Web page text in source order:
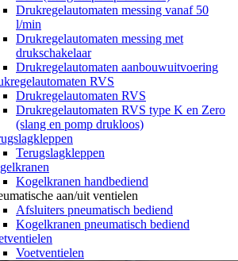
Drukregelautomaten messing vanaf 50
l/min
Drukregelautomaten messing met
drukschakelaar
Drukregelautomaten aanbouwuitvoering
RVS
Drukregelautomaten RVS
Drukregelautomaten RVS type K en Zero
(slang en pomp drukloos)
Terugslagkleppen
Kogelkranen handbediend
aan/uit ventielen
Afsluiters pneumatisch bediend
Kogelkranen pneumatisch bediend
Voetventielen